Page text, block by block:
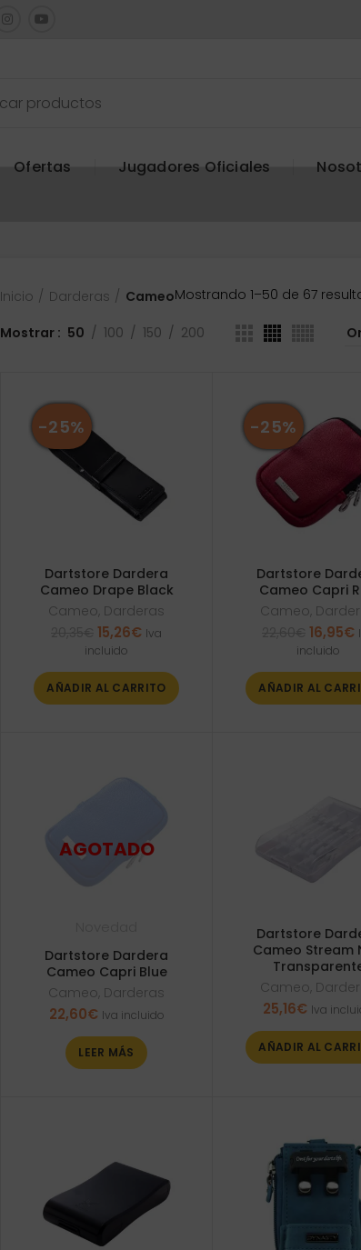
Ofertas Jugadores Oficiales
Inicio Darderas CameoMostrando 1–50 de 67
Mostrar 50 100 150 200
-25%
Dartstore Dardera
Cameo Drape Black
Cameo, Darderas
El
precio
era:
20,35€.
15,26€El
es:
15,26€.
Iva
incluido
AÑADIR AL CARRITO
-25%
Dartstore
Cameo Capri
Cameo,
El
precio
era:
22,60€.
16,95€
incluido
AÑADIR AL
Dartstore Dardera
Cameo Capri Blue
Cameo, Darderas
22,60€ Iva incluido
LEER MÁS
Dartstore
Cameo Stream
Cameo,
25,16€ Iva
AÑADIR AL